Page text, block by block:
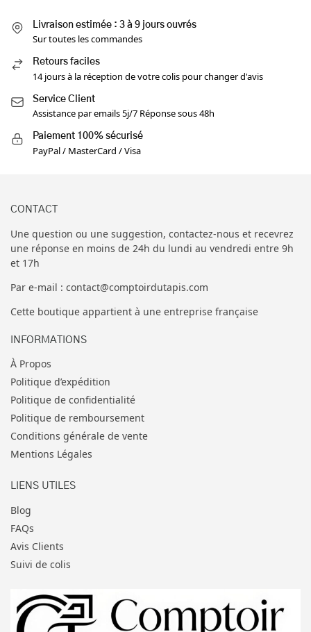
Livraison estimée : 3 à 9 jours ouvrés
Sur toutes les commandes
Retours faciles
14 jours à la réception de votre colis pour changer d'avis
Service Client
Assistance par emails 5j/7 Réponse sous 48h
Paiement 100% sécurisé
PayPal / MasterCard / Visa
CONTACT
Une question ou une suggestion, contactez-nous et recevrez
une réponse en moins de 24h du lundi au vendredi entre 9h
et 17h
Par e-mail : contact@comptoirdutapis.com
Cette boutique appartient à une entreprise française
INFORMATIONS
À Propos
Politique d’expédition
Politique de confidentialité
Politique de remboursement
Conditions générale de vente
Mentions Légales
LIENS UTILES
Blog
FAQs
Avis Clients
Suivi de colis